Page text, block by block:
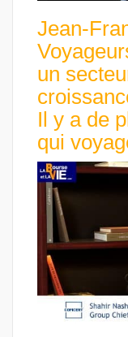
Jean-
un
Il y a de
qui